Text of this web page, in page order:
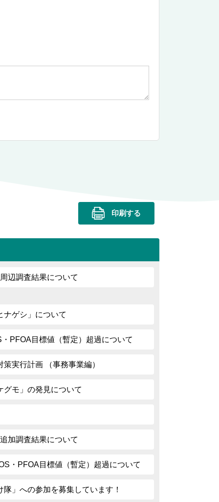
印刷する
辺調査結果について
ナゲシ」について
PFOA目標値（暫定）超過について
実行計画 （事務事業編）
グモ」の発見について
加調査結果について
・PFOA目標値（暫定）超過について
」への参加を募集しています！